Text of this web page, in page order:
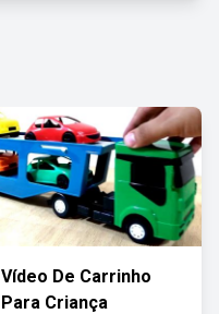
Vídeo De Carrinho
Para Criança